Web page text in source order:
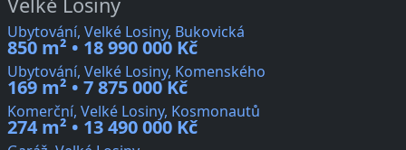
Ubytování, Velké Losiny, Bukovická
850 m² • 18 990 000 Kč
Ubytování, Velké Losiny, Komenského
169 m² • 7 875 000 Kč
Komerční, Velké Losiny, Kosmonautů
274 m² • 13 490 000 Kč